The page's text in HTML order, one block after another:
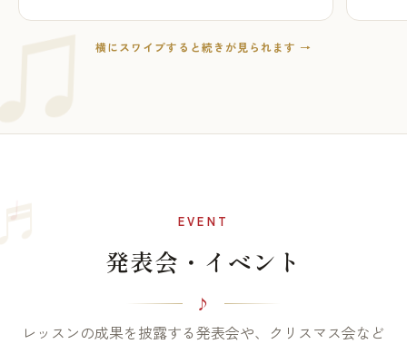
横にスワイプすると続きが見られます →
♩ EVENT
発表会・イベント
レッスンの成果を披露する発表会や、クリスマス会など